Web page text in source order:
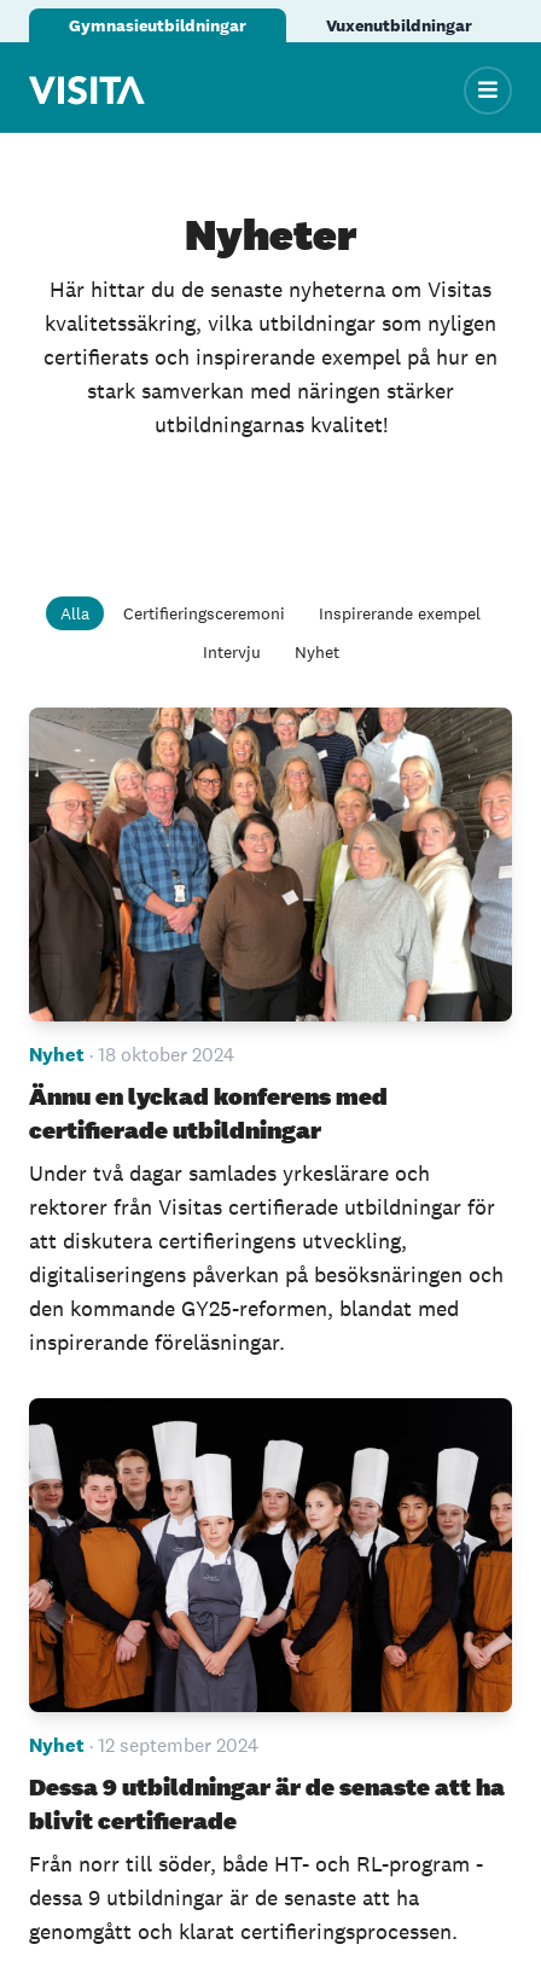
Gymnasieutbildningar Vuxenutbildningar
Nyheter
Här hittar du de senaste nyheterna om Visitas
kvalitetssäkring, vilka utbildningar som nyligen
certifierats och inspirerande exempel på hur en
stark samverkan med näringen stärker
utbildningarnas kvalitet!
Alla Certifieringsceremoni
Inspirerande exempel
Intervju
Nyhet
Nyhet · 18 oktober 2024
Ännu en lyckad konferens med
certifierade utbildningar
Under två dagar samlades yrkeslärare och
rektorer från Visitas certifierade utbildningar för
att diskutera certifieringens utveckling,
digitaliseringens påverkan på besöksnäringen och
den kommande GY25-reformen, blandat med
inspirerande föreläsningar.
Nyhet · 12 september 2024
Dessa 9 utbildningar är de senaste att ha
blivit certifierade
Från norr till söder, både HT- och RL-program -
dessa 9 utbildningar är de senaste att ha
genomgått och klarat certifieringsprocessen.